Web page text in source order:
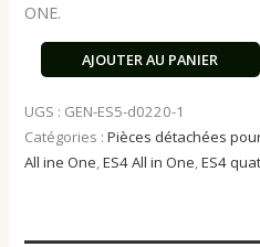
ONE.
AJOUTER AU PANIER
UGS : GEN-ES5-d0220-1
Catégories :Pièces détachées
All ine One,ES4 All in One,ES4